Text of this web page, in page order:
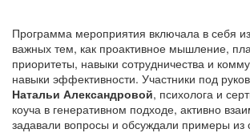
Программа мероприятия включала в себя
важных тем, как проактивное мышление,
приоритеты, навыки сотрудничества и
навыки эффективности. Участники под
Натальи Александровой, психолога и
коуча в генеративном подходе, активно
задавали вопросы и обсуждали примеры из